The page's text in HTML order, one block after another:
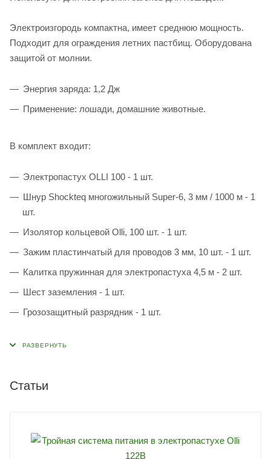
Электроизгородь компактна, имеет среднюю мощность.
Подходит для ограждения летних пастбищ. Оборудована
защитой от молнии.
Энергия заряда: 1,2 Дж
Применение: лошади, домашние животные.
В комплект входит:
Электропастух OLLI 100 - 1 шт.
Шнур Shockteq многожильный Super-6, 3 мм / 1000 м - 1
шт.
Изолятор кольцевой Olli, 100 шт. - 1 шт.
Зажим пластинчатый для проводов 3 мм, 10 шт. - 1 шт.
Калитка пружинная для электропастуха 4,5 м - 2 шт.
Шест заземления - 1 шт.
Грозозащитный разрядник - 1 шт.
Статьи